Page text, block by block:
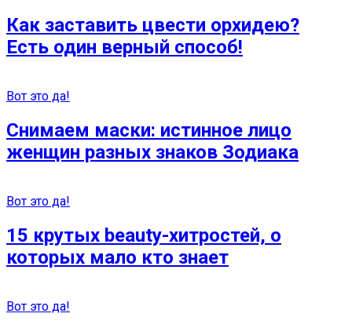
Как заставить цвести орхидею?
Есть один верный способ!
Вот это да!
Снимаем маски: истинное лицо
женщин разных знаков Зодиака
Вот это да!
15 крутых beauty-хитростей, о
которых мало кто знает
Вот это да!